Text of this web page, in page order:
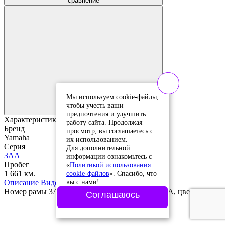
избранное
Добавлено в
избранное
Характеристики
Бренд
Yamaha
Серия
3AA
Пробег
1 661 км.
Описание Видео
Номер рамы 3AA-095855, модель двигателя 3AA, цвет Синий
Мы используем cookie-файлы,
чтобы учесть ваши
предпочтения и улучшить
работу сайта. Продолжая
просмотр, вы соглашаетесь с
их использованием.
Для дополнительной
информации ознакомьтесь с
«Политикой использования
cookie-файлов». Спасибо, что
вы с нами!
Соглашаюсь